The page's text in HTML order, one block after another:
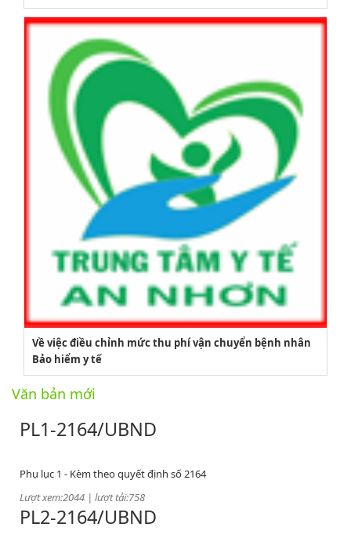
Về việc điều chỉnh mức thu phí vận chuyển bệnh nhân
Bảo hiểm y tế
Văn bản mới
2164/QĐUBND
Quyết định phê duyệt danh mục vị trí việc làm
Lượt xem:3773 | lượt tải:1521
Lượt xem:2044 | lượt tải:758
PL2-2164/UBND